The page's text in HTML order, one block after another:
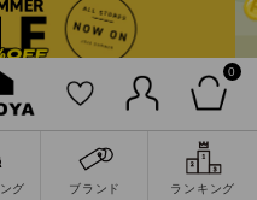
0
グ ブランド ランキング
検索